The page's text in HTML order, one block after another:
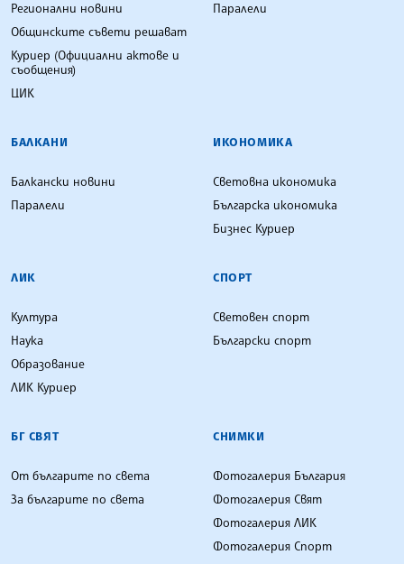
Регионални новини
Общинските съвети решават
Куриер (Официални актове и
съобщения)
ЦИК
Паралели
БАЛКАНИ
Балкански новини
Паралели
ИКОНОМИКА
Световна икономика
Българска икономика
Бизнес Куриер
ЛИК
Култура
Наука
Образование
ЛИК Куриер
СПОРТ
Световен спорт
Български спорт
БГ СВЯТ
От българите по света
За българите по света
СНИМКИ
Фотогалерия България
Фотогалерия Свят
Фотогалерия ЛИК
Фотогалерия Спорт